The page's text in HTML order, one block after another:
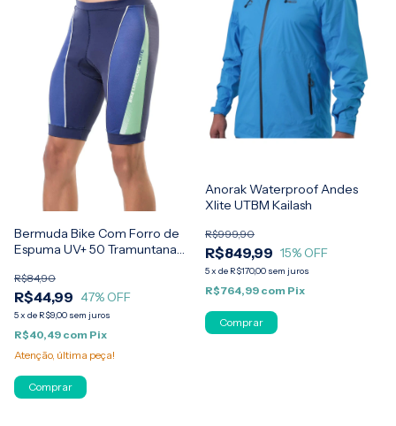
Bermuda Bike Com Forro de
Espuma UV+ 50 Tramuntana
R$44,99
R$84,90
47% OFF
5x de R$9,00 sem juros
R$40,49 com Pix
Atenção, última peça!
Comprar
Anorak Waterproof Andes
Xlite UTBM Kailash
R$849,99
R$999,90
15% OFF
5x de R$170,00 sem juros
R$764,99 com Pix
Comprar